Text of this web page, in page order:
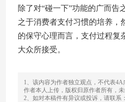
除了对“碰一下”功能的广而告
之于消费者支付习惯的培养，
的保守心理而言，支付过程复
大众所接受。
1、该内容为作者独立观点，不代表
作者本人上传，版权归原作者所有，未
2、如对本稿件有异议或投诉，请联系